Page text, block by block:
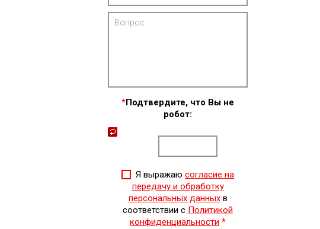
*Подтвердите, что Вы не
робот:
Я выражаю согласие на
передачу и обработку
персональных данныхв
соответствии с Политикой
конфиденциальности *